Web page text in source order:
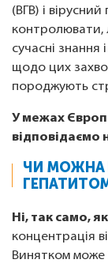
(ВГВ) і
контролювати,
сучасні знання
щодо цих
породжують
У межах
відповідаємо
ЧИ МОЖНА
Ні, так само,
концентрація
Винятком може